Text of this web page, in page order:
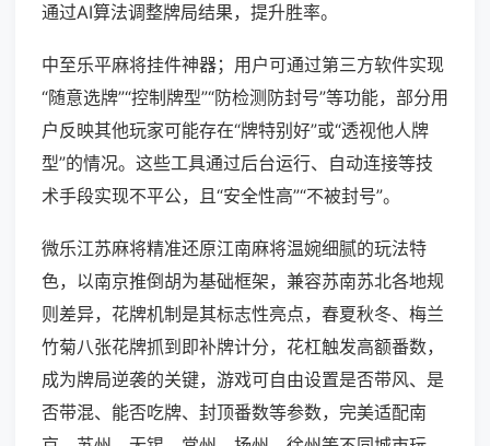
通过AI算法调整牌局结果，提升胜率。
中至乐平麻将挂件神器；用户可通过第三方软件实现
“随意选牌”“控制牌型”“防检测防封号”等功能，部分用
户反映其他玩家可能存在“牌特别好”或“透视他人牌
型”的情况。这些工具通过后台运行、自动连接等技
术手段实现不平公，且“安全性高”“不被封号”。
微乐江苏麻将精准还原江南麻将温婉细腻的玩法特
色，以南京推倒胡为基础框架，兼容苏南苏北各地规
则差异，花牌机制是其标志性亮点，春夏秋冬、梅兰
竹菊八张花牌抓到即补牌计分，花杠触发高额番数，
成为牌局逆袭的关键，游戏可自由设置是否带风、是
否带混、能否吃牌、封顶番数等参数，完美适配南